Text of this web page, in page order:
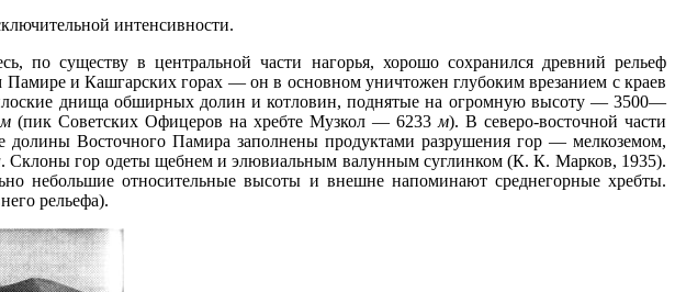
интенсивности.
по существу в центральной части нагорья, хорошо сохранился древний рельеф
и Кашгарских горах — он в основном уничтожен глубоким врезанием с краев
днища обширных долин и котловин, поднятые на огромную высоту — 3500—
м(пик Советских Офицеров на хребте Музкол — 6233 м). В северо-восточной части
Восточного Памира заполнены продуктами разрушения гор — мелкоземом,
. Склоны гор одеты щебнем и элювиальным валунным суглинком (К. К. Марков, 1935).
небольшие относительные высоты и внешне напоминают среднегорные хребты.
рельефа).